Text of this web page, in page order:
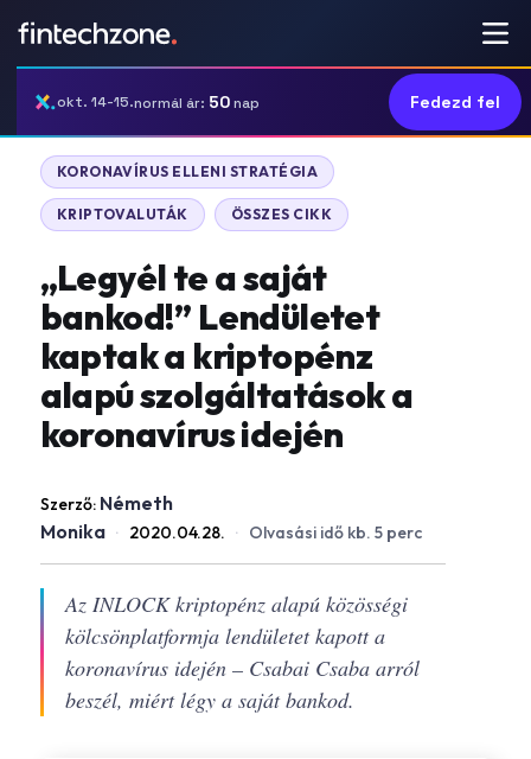
okt. 14-15.normál ár: 50nap Fedezd fel
KORONAVÍRUS ELLENI STRATÉGIA
KRIPTOVALUTÁK ÖSSZES CIKK
„Legyél te a saját
bankod!” Lendületet
kaptak a kriptopénz
alapú szolgáltatások a
koronavírus idején
Szerző: Németh
Monika · 2020.04.28. · Olvasási idő kb. 5 perc
Az INLOCK kriptopénz alapú közösségi
kölcsönplatformja lendületet kapott a
koronavírus idején – Csabai Csaba arról
beszél, miért légy a saját bankod.